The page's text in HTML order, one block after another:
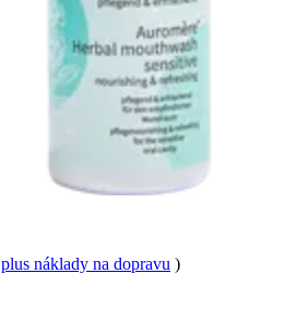
plus náklady na dopravu )